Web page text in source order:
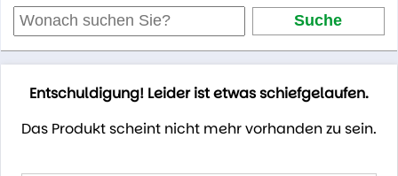
Entschuldigung! Leider ist etwas schiefgelaufen.
Das Produkt scheint nicht mehr vorhanden zu sein.